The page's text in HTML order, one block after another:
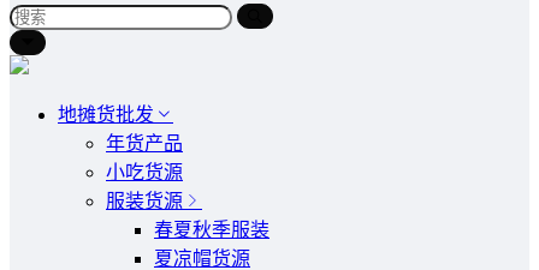
地摊货批发
年货产品
小吃货源
服装货源
春夏秋季服装
夏凉帽货源